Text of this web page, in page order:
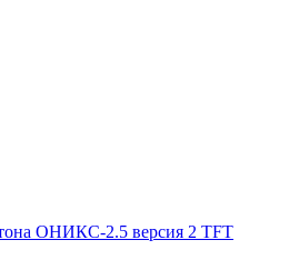
ОНИКС-2.5 версия 2 TFT